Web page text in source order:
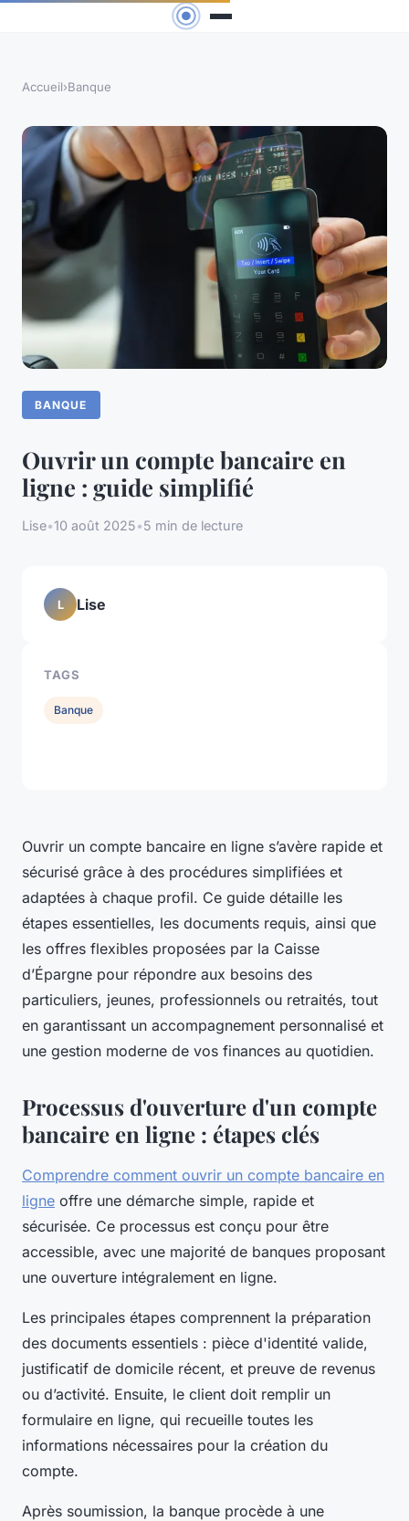
Accueil›Banque
BANQUE
Ouvrir un compte bancaire en
ligne : guide simplifié
Lise•10 août 2025•5 min de lecture
Ouvrir un compte bancaire en ligne s’avère rapide et
sécurisé grâce à des procédures simplifiées et
adaptées à chaque profil. Ce guide détaille les
étapes essentielles, les documents requis, ainsi que
les offres flexibles proposées par la Caisse
d’Épargne pour répondre aux besoins des
particuliers, jeunes, professionnels ou retraités, tout
en garantissant un accompagnement personnalisé et
une gestion moderne de vos finances au quotidien.
Processus d'ouverture d'un compte
bancaire en ligne : étapes clés
Comprendre comment ouvrir un compte bancaire en
ligne offre une démarche simple, rapide et
sécurisée. Ce processus est conçu pour être
accessible, avec une majorité de banques proposant
une ouverture intégralement en ligne.
Les principales étapes comprennent la préparation
des documents essentiels : pièce d'identité valide,
justificatif de domicile récent, et preuve de revenus
ou d’activité. Ensuite, le client doit remplir un
formulaire en ligne, qui recueille toutes les
informations nécessaires pour la création du
compte.
Après soumission, la banque procède à une
L Lise
TAGS
Banque